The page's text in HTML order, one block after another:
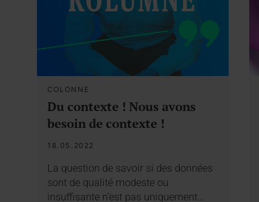
COLONNE
Du contexte ! Nous avons
besoin de contexte !
18.05.2022
La question de savoir si des données
sont de qualité modeste ou
insuffisante n’est pas uniquement…